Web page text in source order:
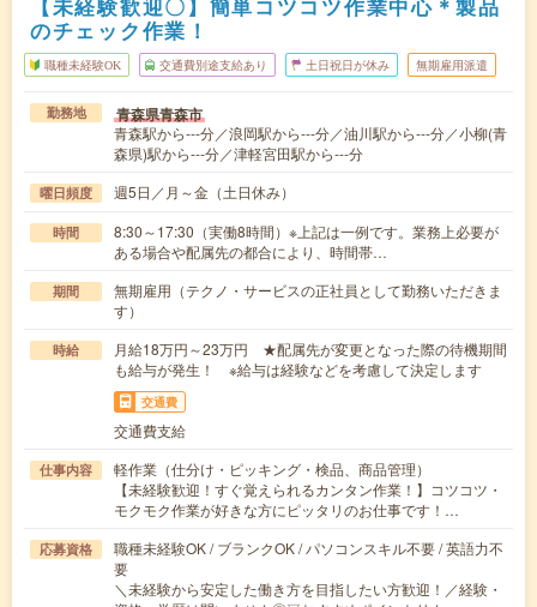
【未経験歓迎〇】簡単コツコツ作業中心＊製品
のチェック作業！
職種未経験OK 交通費別途支給あり 土日祝日が休み 無期雇用派遣
勤務地 青森県青森市
青森駅から---分／浪岡駅から---分／油川駅から---分／小柳(青
森県)駅から---分／津軽宮田駅から---分
曜日頻度 週5日／月～金（土日休み）
時間
8:30～17:30（実働8時間）※上記は一例です。業務上必要が
ある場合や配属先の都合により、時間帯…
期間
無期雇用（テクノ・サービスの正社員として勤務いただきま
す）
時給
月給18万円～23万円 ★配属先が変更となった際の待機期間
も給与が発生！ ※給与は経験などを考慮して決定します
交通費
交通費支給
仕事内容
軽作業（仕分け・ピッキング・検品、商品管理）
【未経験歓迎！すぐ覚えられるカンタン作業！】コツコツ・
モクモク作業が好きな方にピッタリのお仕事です！…
応募資格
職種未経験OK / ブランクOK / パソコンスキル不要 / 英語力不
要
＼未経験から安定した働き方を目指したい方歓迎！／経験・